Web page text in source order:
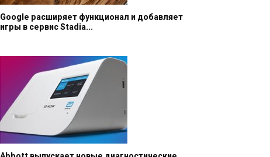
Google расширяет функционал и добавляет
игры в сервис Stadia...